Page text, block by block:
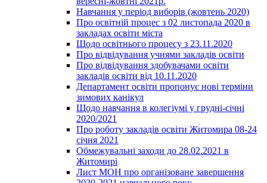
Навчання у період виборів (жовтень 2020)
Про освітній процес з 02 листопада 2020 в
закладах освіти міста
Щодо освітнього процесу з 23.11.2020
Про відвідування учнями закладів освіти
Про відвідування здобувачами освіти
закладів освіти від 10.11.2020
Департамент освіти пропонує нові терміни
зимових канікул
Щодо навчання в колегіумі у грудні-січні
2020/2021
Про роботу закладів освіти Житомира 08-24
січня 2021
Обмежувальні заходи до 28.02.2021 в
Житомирі
Лист МОН про організоване завершення